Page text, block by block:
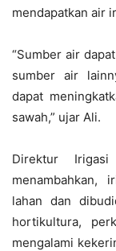
mendapatkan air
“Sumber air
sumber air
dapat
sawah,” ujar Ali.
Direktur
menambahkan,
lahan dan
hortikultura,
mengalami